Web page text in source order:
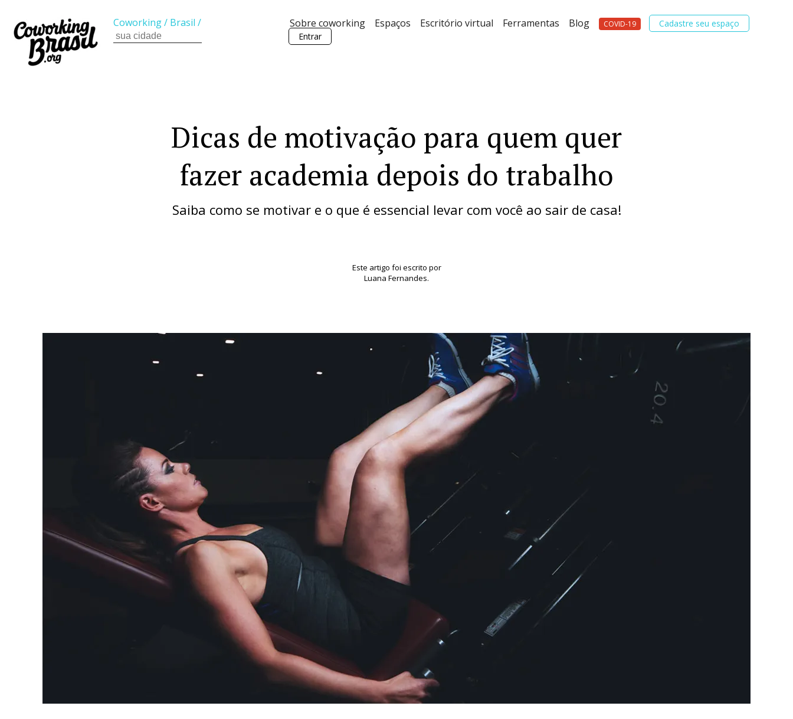
Sobre coworking Espaços Escritório virtual Ferramentas Blog COVID-19
Cadastre seu espaço
Entrar
Coworking/ Brasil /
Dicas de motivação para quem quer
fazer academia depois do trabalho
Saiba como se motivar e o que é essencial levar com você ao sair de casa!
Este artigo foi escrito por
Luana Fernandes.